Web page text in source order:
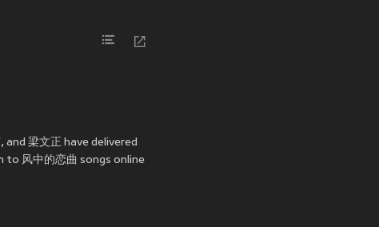
梁文正 have delivered
风中的恋曲 songs online